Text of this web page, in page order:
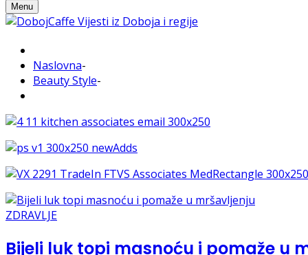
Menu
Naslovna-
Beauty Style-
ZDRAVLJE
Bijeli luk topi masnoću i pomaže u